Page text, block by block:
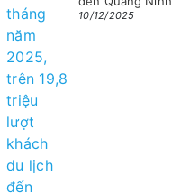
10/12/2025